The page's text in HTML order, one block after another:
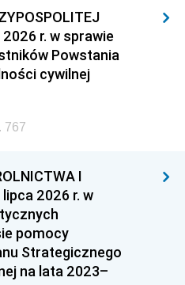
r. w sprawie
Powstania
cywilnej
767
I
lipca 2026 r. w
pomocy
Strategicznego
na lata 2023–